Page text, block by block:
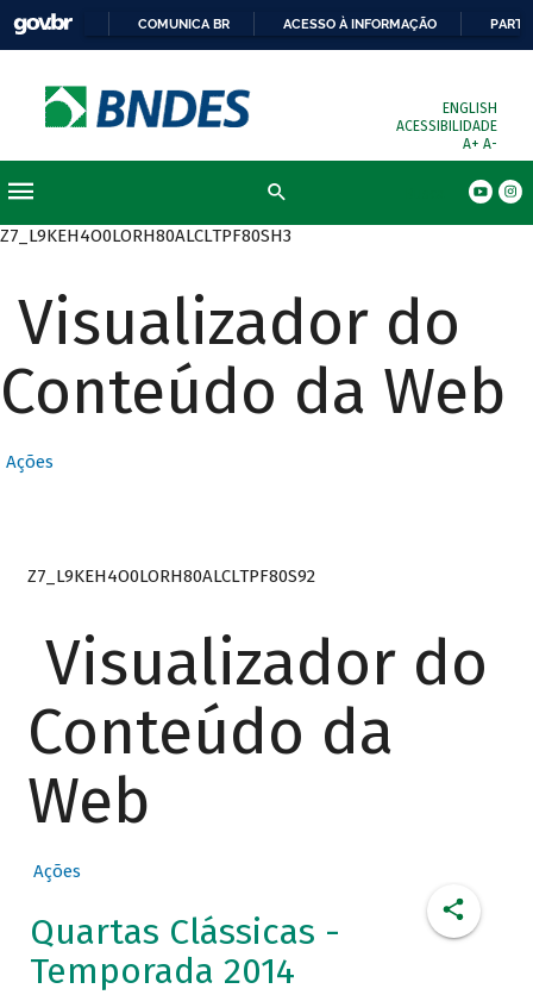
COMUNICA BR ACESSO À INFORMAÇÃO
ENGLISH
ACESSIBILIDADE
A+ A-
Z7_L9KEH4O0LORH80ALCLTPF80SH3
Visualizador do
Conteúdo da Web
Ações
Z7_L9KEH4O0LORH80ALCLTPF80S92
Visualizador do
Conteúdo da
Web
Ações
Quartas Clássicas -
Temporada 2014